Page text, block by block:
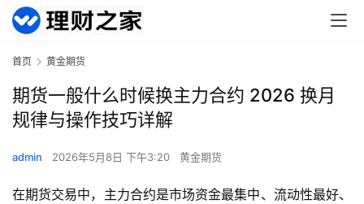
首页 黄金期货
期货一般什么时候换主力合约 2026 换月
规律与操作技巧详解
admin 2026年5月8日 下午3:20 黄金期货
在期货交易中，主力合约是市场资金最集中、流动性最好、